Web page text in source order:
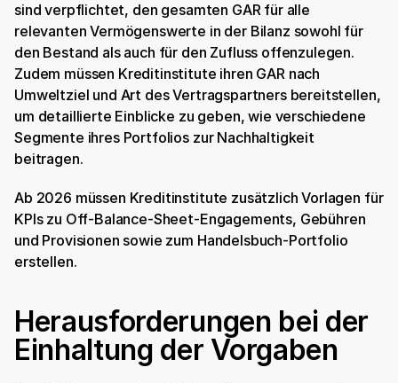
sind verpflichtet, den gesamten GAR für alle
relevanten Vermögenswerte in der Bilanz sowohl für
den Bestand als auch für den Zufluss offenzulegen.
Zudem müssen Kreditinstitute ihren GAR nach
Umweltziel und Art des Vertragspartners bereitstellen,
um detaillierte Einblicke zu geben, wie verschiedene
Segmente ihres Portfolios zur Nachhaltigkeit
beitragen.
Ab 2026 müssen Kreditinstitute zusätzlich Vorlagen für
KPIs zu Off-Balance-Sheet-Engagements, Gebühren
und Provisionen sowie zum Handelsbuch-Portfolio
erstellen.
Herausforderungen bei der
Einhaltung der Vorgaben